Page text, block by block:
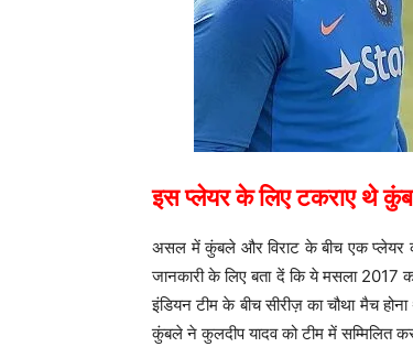
इस प्लेयर के लिए टकराए थे
असल में कुंबले और विराट के बीच एक प्लेयर
जानकारी के लिए बता दें कि ये मसला
इंडियन टीम के बीच सीरीज़ का चौथा मैच
कुंबले ने कुलदीप यादव को टीम में सम्मिलित